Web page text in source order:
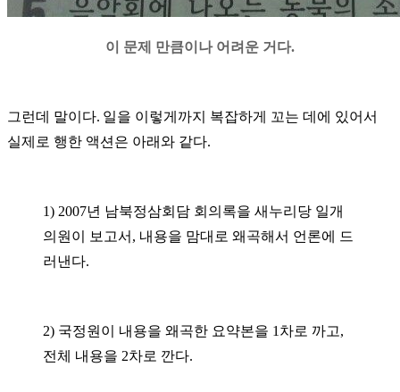
이 문제 만큼이나 어려운 거다.
그런데 말이다. 일을 이렇게까지 복잡하게 꼬는 데에 있어서
실제로 행한 액션은 아래와 같다.
1) 2007년 남북정삼회담 회의록을 새누리당 일개
의원이 보고서 , 내용을 맘대로 왜곡해서 언론에 드
러낸다.
2) 국정원이 내용을 왜곡한 요약본을 1 차로 까고,
전체 내용을 2차로 깐다.